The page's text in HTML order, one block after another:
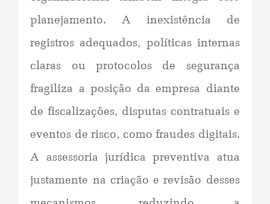
planejamento. A inexistência de
registros adequados, políticas internas
claras ou protocolos de segurança
fragiliza a posição da empresa diante
de fiscalizações, disputas contratuais e
eventos de risco, como fraudes digitais.
A assessoria jurídica preventiva atua
justamente na criação e revisão desses
mecanismos, reduzindo a